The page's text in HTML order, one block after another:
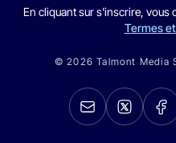
En cliquant sur s'inscrire, vous
Termes
© 2026 Talmont Media